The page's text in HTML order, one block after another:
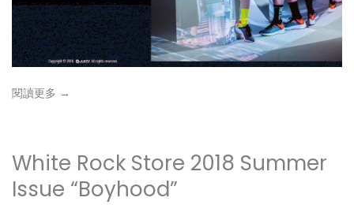
閱讀更多 →
White Rock Store 2018 Summer
Issue “Boyhood”